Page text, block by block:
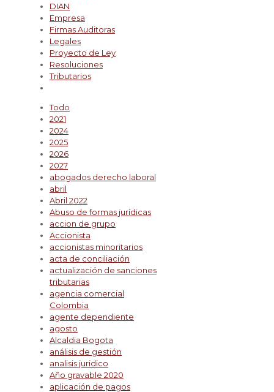
DIAN
Empresa
Firmas Auditoras
Legales
Proyecto de Ley
Resoluciones
Tributarios
Todo
2021
2024
2025
2026
2027
abogados derecho laboral
abril
Abril 2022
Abuso de formas jurídicas
accion de grupo
Accionista
accionistas minoritarios
acta de conciliación
actualización de sanciones
tributarias
agencia comercial
Colombia
agente dependiente
agosto
Alcaldia Bogota
análisis de gestión
analisis juridico
Año gravable 2020
aplicación de pagos